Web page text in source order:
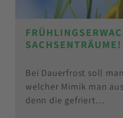
SACHSENTRÄUME!
Bei Dauerfrost soll
welcher Mimik man
denn die gefriert…